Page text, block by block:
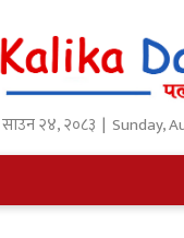
साउन२४,२०८३ | Sunday,